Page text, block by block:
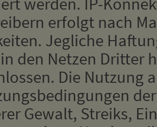
erfolgt nach
Jegliche
den Netzen Dritter
Die Nutzung
Gewalt, Streiks,